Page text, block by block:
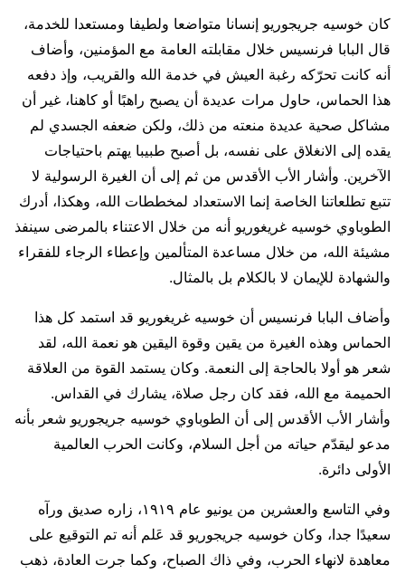
كان خوسيه جريجوريو إنسانا متواضعا ولطيفا ومستعدا للخدمة،
قال البابا فرنسيس خلال مقابلته العامة مع المؤمنين، وأضاف
أنه كانت تحرّكه رغبة العيش في خدمة الله والقريب، وإذ دفعه
هذا الحماس، حاول مرات عديدة أن يصبح راهبًا أو كاهنا، غير أن
مشاكل صحية عديدة منعته من ذلك، ولكن ضعفه الجسدي لم
يقده إلى الانغلاق على نفسه، بل أصبح طبيبا يهتم باحتياجات
الآخرين. وأشار الأب الأقدس من ثم إلى أن الغيرة الرسولية لا
تتبع تطلعاتنا الخاصة إنما الاستعداد لمخططات الله، وهكذا، أدرك
الطوباوي خوسيه غريغوريو أنه من خلال الاعتناء بالمرضى سينفذ
مشيئة الله، من خلال مساعدة المتألمين وإعطاء الرجاء للفقراء
والشهادة للإيمان لا بالكلام بل بالمثال.
وأضاف البابا فرنسيس أن خوسيه غريغوريو قد استمد كل هذا
الحماس وهذه الغيرة من يقين وقوة اليقين هو نعمة الله، لقد
شعر هو أولا بالحاجة إلى النعمة. وكان يستمد القوة من العلاقة
الحميمة مع الله، فقد كان رجل صلاة، يشارك في القداس.
وأشار الأب الأقدس إلى أن الطوباوي خوسيه جريجوريو شعر بأنه
مدعو ليقدّم حياته من أجل السلام، وكانت الحرب العالمية
الأولى دائرة.
وفي التاسع والعشرين من يونيو عام ١٩١٩، زاره صديق ورآه
سعيدًا جدا، وكان خوسيه جريجوريو قد عَلم أنه تم التوقيع على
معاهدة لانهاء الحرب، وفي ذاك الصباح، وكما جرت العادة، ذهب